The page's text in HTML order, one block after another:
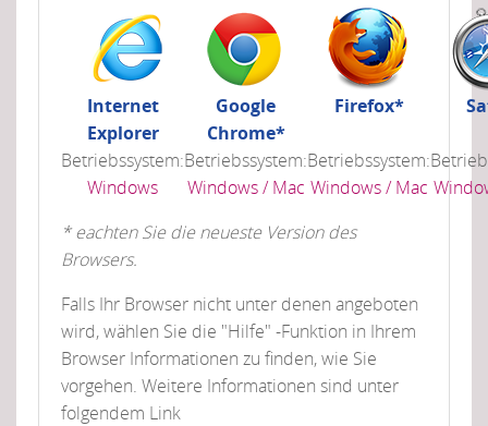
Internet
Explorer
Google
Chrome*
Firefox*
Betriebssystem:
Windows
Betriebssystem:
Windows / Mac
Betriebssystem:
Windows / Mac
* eachten Sie die neueste Version des
Browsers.
Falls Ihr Browser nicht unter denen angeboten
wird, wählen Sie die "Hilfe" -Funktion in Ihrem
Browser Informationen zu finden, wie Sie
vorgehen. Weitere Informationen sind unter
folgendem Link